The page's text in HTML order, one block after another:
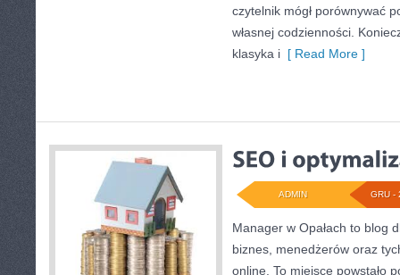
czytelnik mógł porównywać
własnej codzienności.
klasyka i [ Read More ]
GRU -
ADMIN
Manager w Opałach to blog
biznes, menedżerów oraz
online. To miejsce powstało